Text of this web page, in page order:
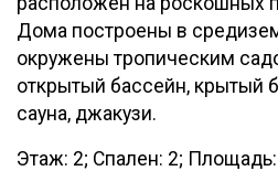
Дома построены в
окружены тропическим
открытый бассейн, крытый
сауна, джакузи.
Этаж: 2; Спален: 2;